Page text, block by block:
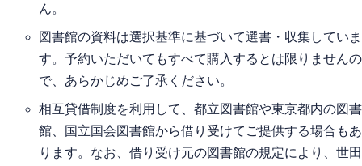
ん。
図書館の資料は選択基準に基づいて選書・収集していま
す。予約いただいてもすべて購入するとは限りませんの
で、あらかじめご了承ください。
相互貸借制度を利用して、都立図書館や東京都内の図書
館、国立国会図書館から借り受けてご提供する場合もあ
ります。なお、借り受け元の図書館の規定により、世田